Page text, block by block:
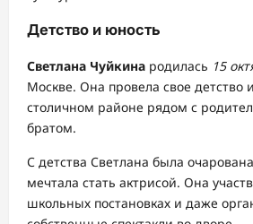
Детство и юность
Светлана Чуйкина родилась 15
Москве. Она провела свое детство
столичном районе рядом с
братом.
С детства Светлана была
мечтала стать актрисой. Она
школьных постановках и даже